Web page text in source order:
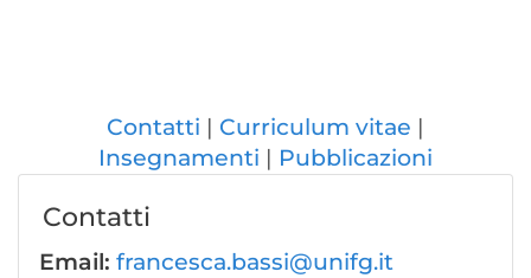
Contatti
Curriculum vitae
Insegnamenti
Pubblicazioni
Contatti
Email: francesca.bassi@unifg.it